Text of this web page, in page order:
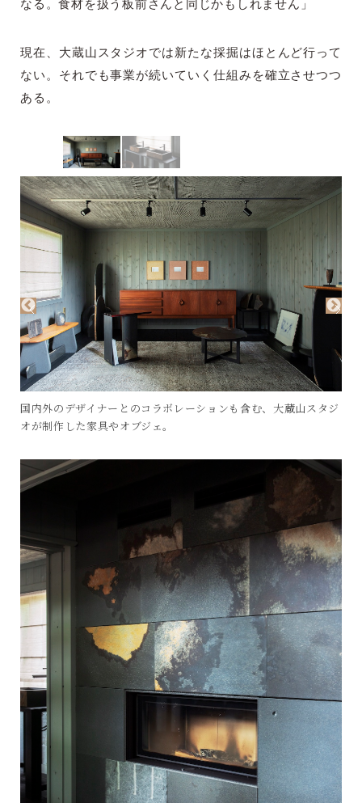
なる。食材を扱う板前さんと同じかもしれません」
現在、大蔵山スタジオでは新たな採掘はほとんど行って
ない。それでも事業が続いていく仕組みを確立させつつ
ある。
国内外のデザイナーとのコラボレーションも含む、大蔵山スタジ
オが制作した家具やオブジェ。